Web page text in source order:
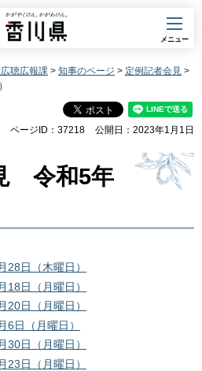
香川県
メニュー
聴広報課 > 知事のページ > 定例記者会見 >
ページID：37218 公開日：2023年1月1日
令和5年
日（木曜日）
日（月曜日）
日（月曜日）
日（月曜日）
日（月曜日）
日（月曜日）